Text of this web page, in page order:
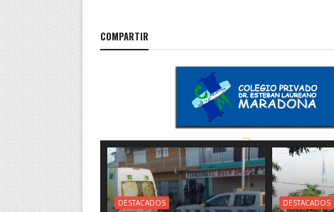
COMPARTIR
DESTACADOS DESTACADOS